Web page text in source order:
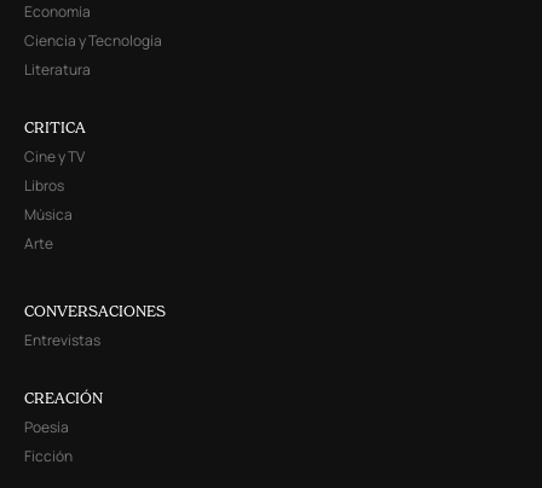
Economía
Ciencia y Tecnología
Literatura
CRITICA
Cine y TV
Libros
Música
Arte
CONVERSACIONES
Entrevistas
CREACIÓN
Poesía
Ficción